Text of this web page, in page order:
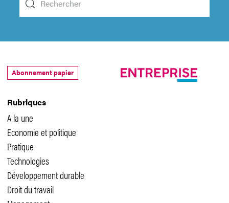
Rubriques
A la une
Economie et politique
Pratique
Technologies
Développement durable
Droit du travail
Abonnement papier